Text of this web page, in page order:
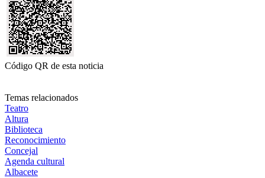
Código QR de esta noticia
Temas relacionados
Teatro
Altura
Biblioteca
Reconocimiento
Concejal
Agenda cultural
Albacete